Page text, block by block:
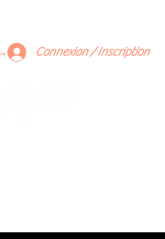
Connexion / Inscription
rejoignez une communauté de